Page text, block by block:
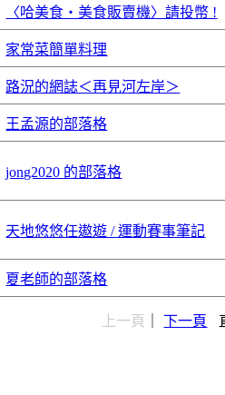
〈哈美食‧美食販賣機〉請投幣 !
家常菜簡單料理
路況的網誌＜再見河左岸＞
王孟源的部落格
jong2020 的部落格
天地悠悠任遨遊 / 運動賽事筆記
夏老師的部落格
上一頁 ｜下一頁